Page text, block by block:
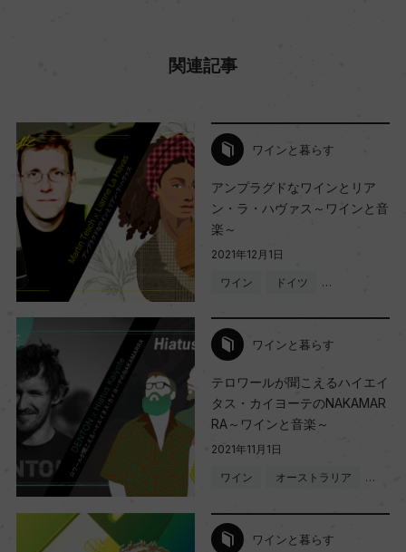
関連記事
ワインと暮らす
アンプラグドなワインとリア
ン・ラ・ハヴァス～ワインと音
楽～
2021年12月1日
ワイン ドイツ …
ワインと暮らす
テロワールが聞こえるハイエイ
タス・カイヨーテのNAKAMAR
RA～ワインと音楽～
2021年11月1日
ワイン オーストラリア …
ワインと暮らす